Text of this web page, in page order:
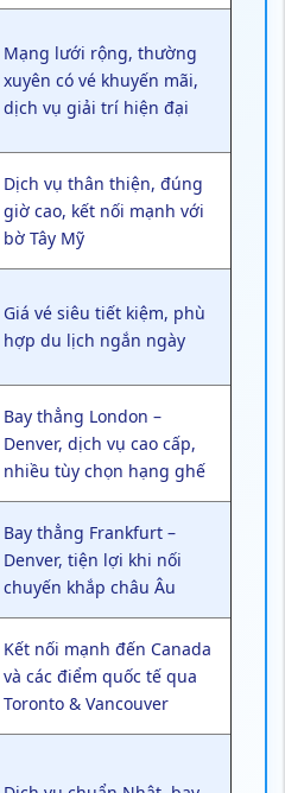
Mạng lưới rộng, thường
xuyên có vé khuyến mãi,
dịch vụ giải trí hiện đại
Dịch vụ thân thiện, đúng
giờ cao, kết nối mạnh với
bờ Tây Mỹ
Giá vé siêu tiết kiệm, phù
hợp du lịch ngắn ngày
Bay thẳng London –
Denver, dịch vụ cao cấp,
nhiều tùy chọn hạng ghế
Bay thẳng Frankfurt –
Denver, tiện lợi khi nối
chuyến khắp châu Âu
Kết nối mạnh đến Canada
và các điểm quốc tế qua
Toronto & Vancouver